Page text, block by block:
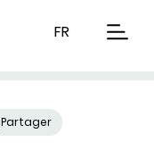
FR
Partager